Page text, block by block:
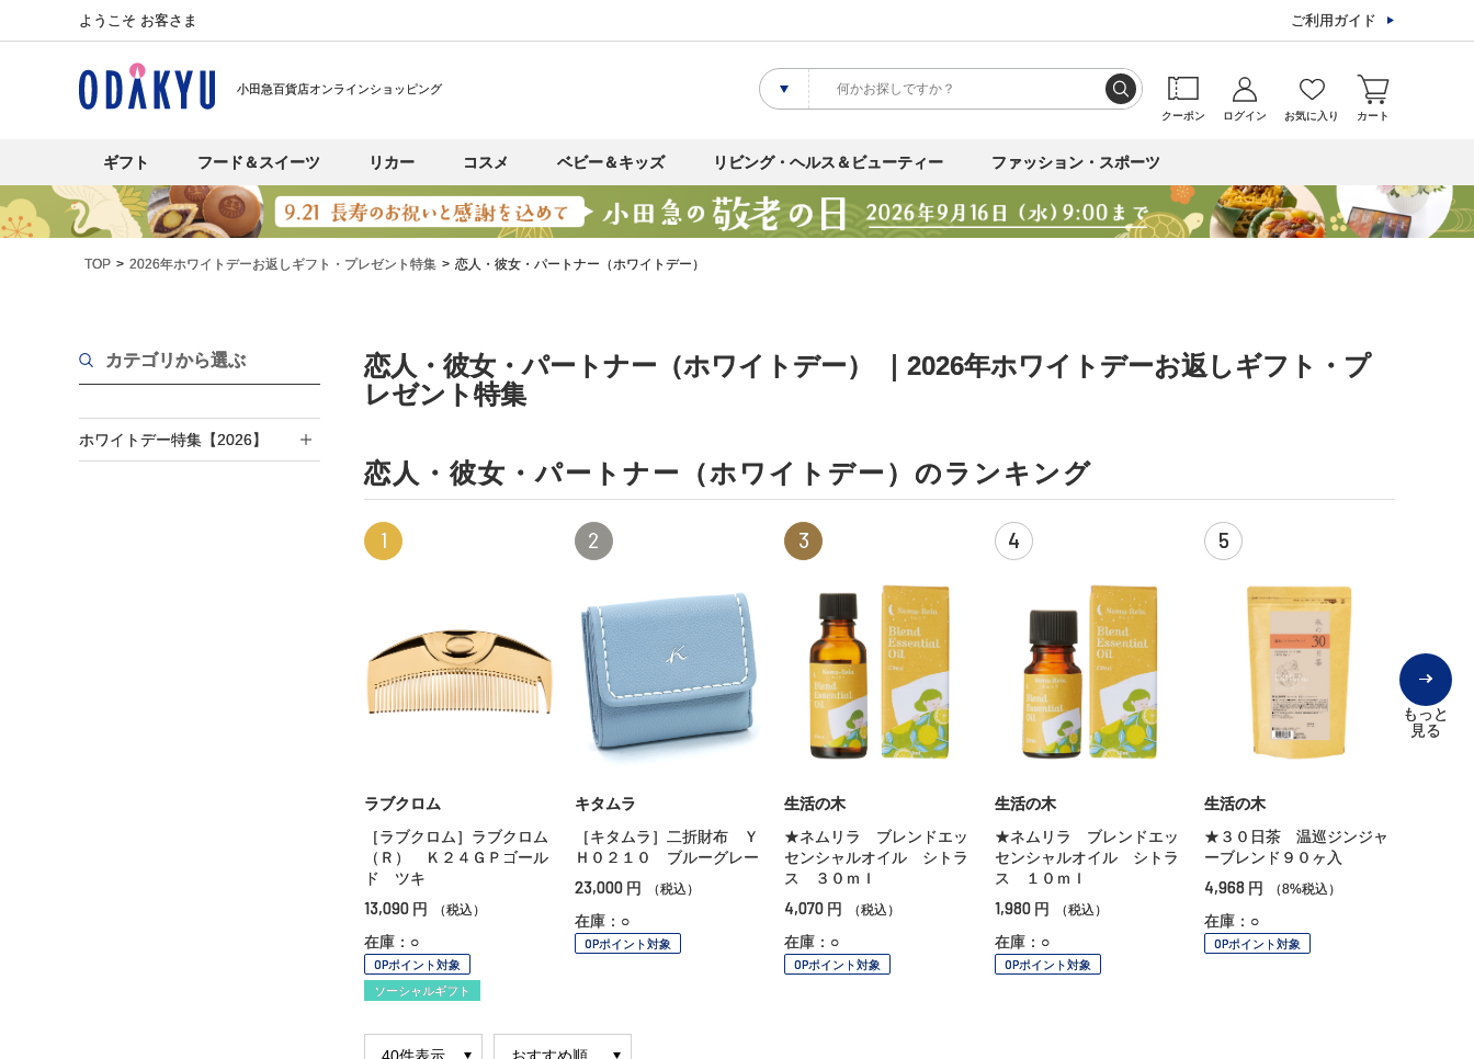
ようこそ お客さま ご利用ガイド
小田急百貨店オンラインショッピング
クーポン ログイン お気に入り カート
ギフト フード＆スイーツ リカー コスメ ベビー＆キッズ リビング・ヘルス＆ビューティー ファッション・スポーツ
TOP 2026年ホワイトデーお返しギフト・プレゼント特集 恋人・彼女・パートナー（ホワイトデー）
カテゴリから選ぶ
ホワイトデー特集【2026】
恋人・彼女・パートナー（ホワイトデー） ｜2026年ホワイトデーお返しギフト・プ
レゼント特集
恋人・彼女・パートナー（ホワイトデー）のランキング
もっと
見る
1
ラブクロム
［ラブクロム］ラブクロム
（Ｒ） Ｋ２４ＧＰゴール
ド ツキ
13,090 円 （税込）
在庫：○
OPポイント対象
ソーシャルギフト
2
キタムラ
［キタムラ］二折財布 Ｙ
Ｈ０２１０ ブルーグレー
23,000 円 （税込）
在庫：○
OPポイント対象
3
生活の木
★ネムリラ ブレンドエッ
センシャルオイル シトラ
ス ３０ｍｌ
4,070 円 （税込）
在庫：○
OPポイント対象
4
生活の木
★ネムリラ ブレンドエッ
センシャルオイル シトラ
ス １０ｍｌ
1,980 円 （税込）
在庫：○
OPポイント対象
5
生活の木
★３０日茶 温巡ジンジャ
ーブレンド９０ヶ入
4,968 円 （8%税込）
在庫：○
OPポイント対象